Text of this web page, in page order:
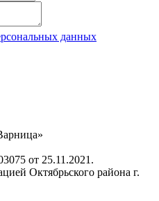
данных
от 25.11.2021.
Октябрьского района г.